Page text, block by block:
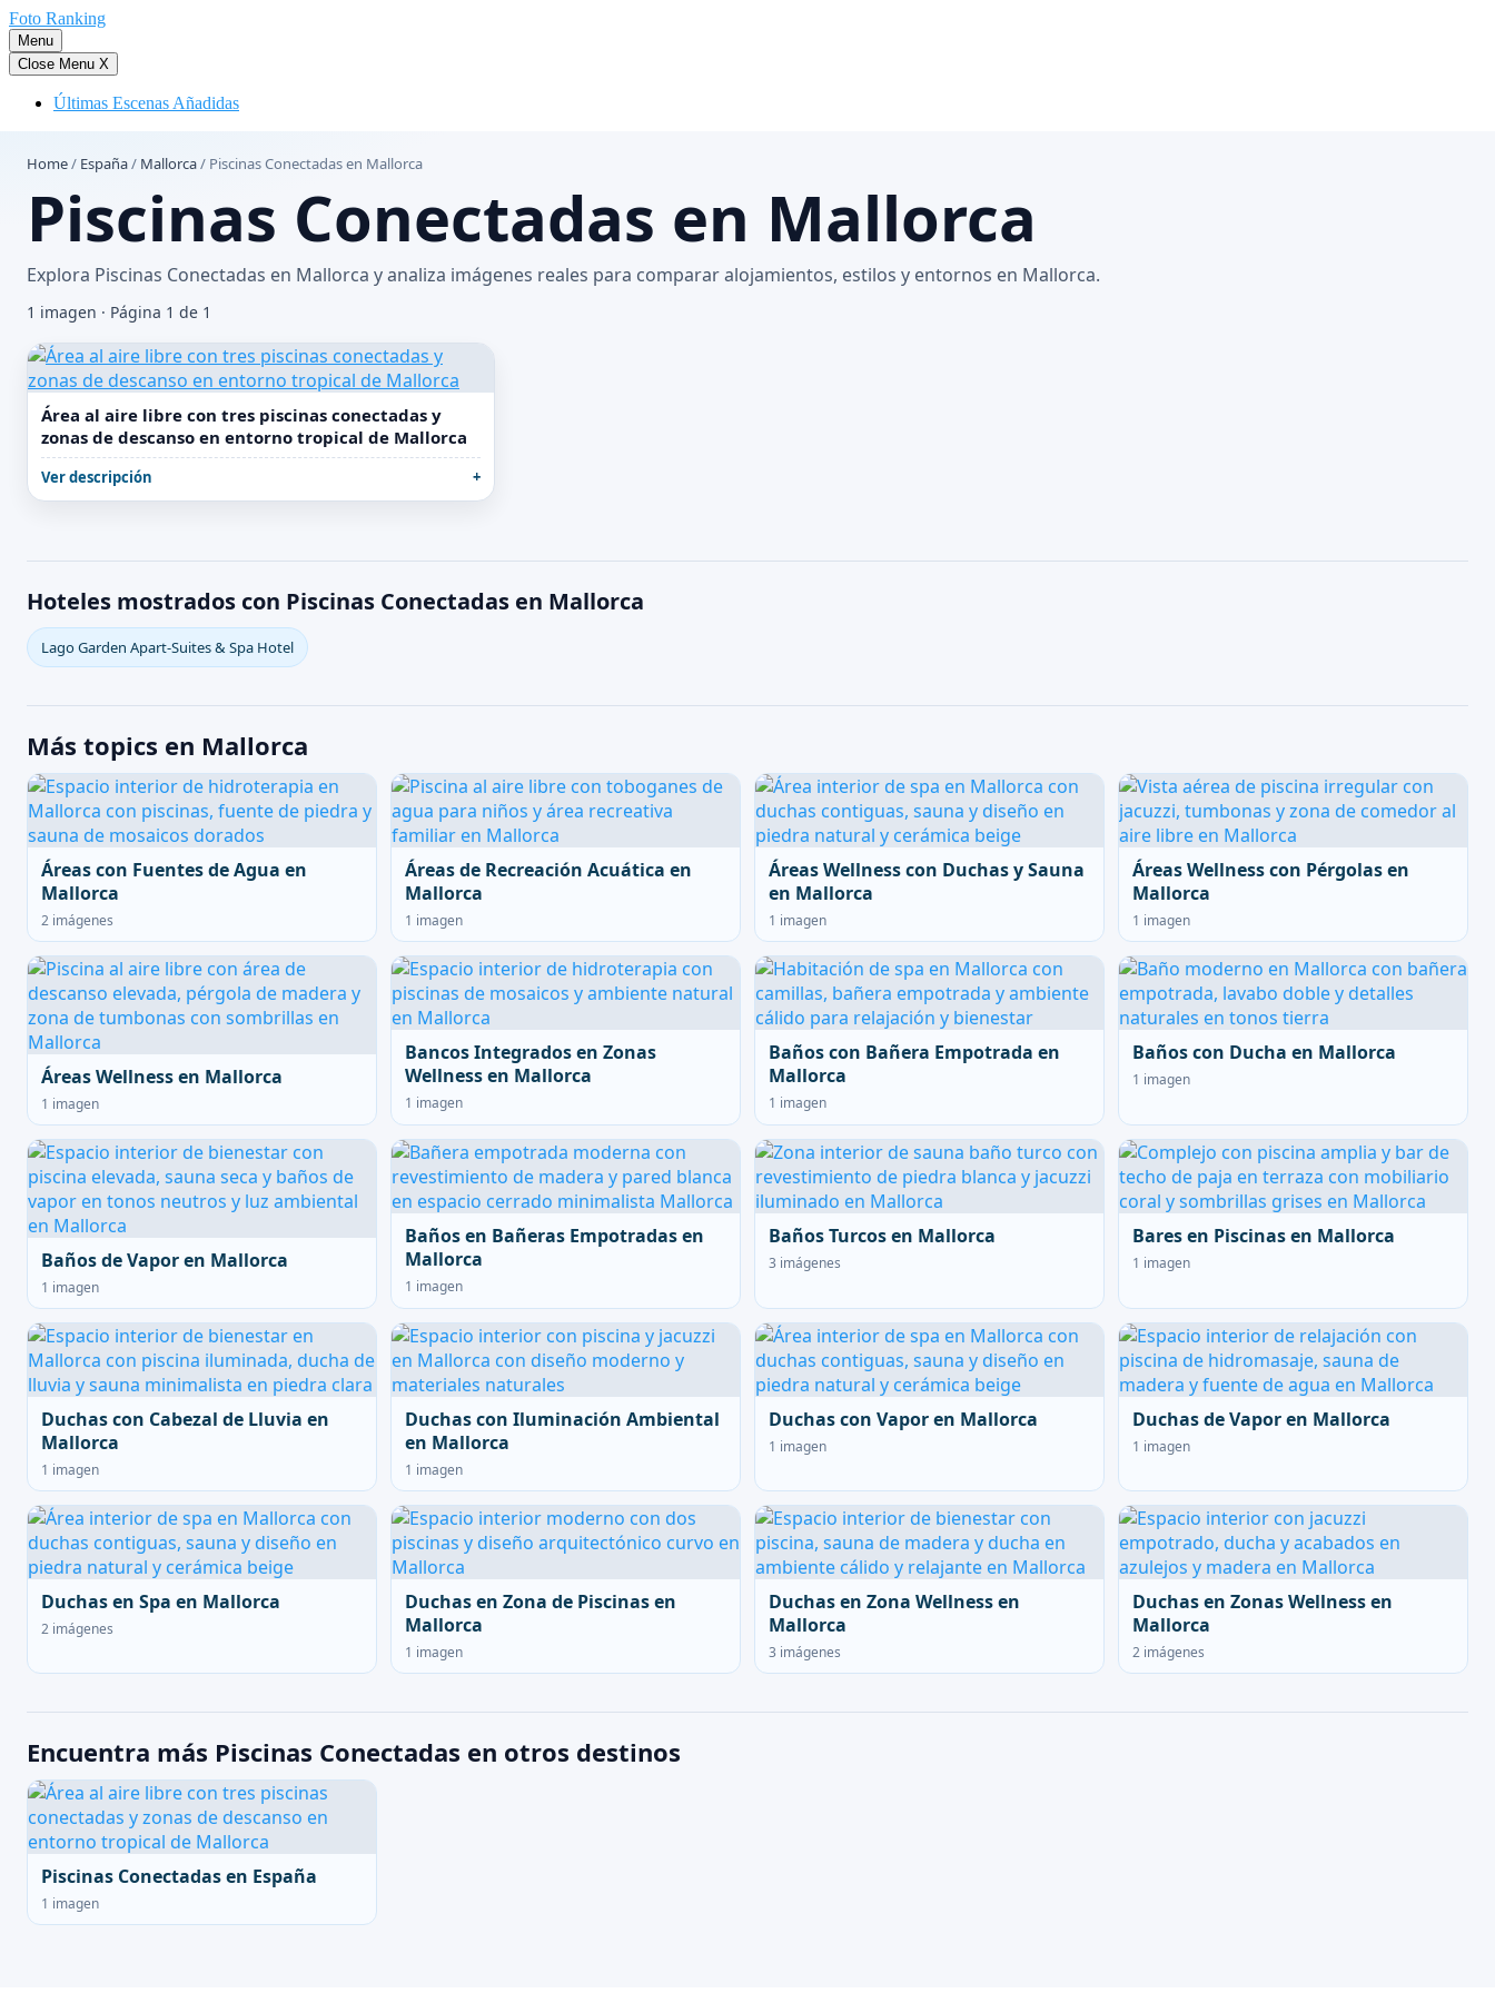
Saltar
al
contenido
Foto Ranking
Menu
Close Menu X
Últimas Escenas Añadidas
Home/ España/ Mallorca/ Piscinas Conectadas en Mallorca
Piscinas Conectadas en Mallorca
Explora Piscinas Conectadas en Mallorca y analiza imágenes reales para comparar alojamientos, estilos y entornos en Mallorca.
1 imagen · Página 1 de 1
Área al aire libre con tres piscinas conectadas y
zonas de descanso en entorno tropical de Mallorca
Ver descripción
Hoteles mostrados con Piscinas Conectadas en Mallorca
Lago Garden Apart-Suites & Spa Hotel
Más topics en Mallorca
Áreas con Fuentes de Agua en
Mallorca
2 imágenes
Áreas de Recreación Acuática en
Mallorca
1 imagen
Áreas Wellness con Duchas y Sauna
en Mallorca
1 imagen
Áreas Wellness con Pérgolas en
Mallorca
1 imagen
Áreas Wellness en Mallorca
1 imagen
Bancos Integrados en Zonas
Wellness en Mallorca
1 imagen
Baños con Bañera Empotrada en
Mallorca
1 imagen
Baños con Ducha en Mallorca
1 imagen
Baños de Vapor en Mallorca
1 imagen
Baños en Bañeras Empotradas en
Mallorca
1 imagen
Baños Turcos en Mallorca
3 imágenes
Bares en Piscinas en Mallorca
1 imagen
Duchas con Cabezal de Lluvia en
Mallorca
1 imagen
Duchas con Iluminación Ambiental
en Mallorca
1 imagen
Duchas con Vapor en Mallorca
1 imagen
Duchas de Vapor en Mallorca
1 imagen
Duchas en Spa en Mallorca
2 imágenes
Duchas en Zona de Piscinas en
Mallorca
1 imagen
Duchas en Zona Wellness en
Mallorca
3 imágenes
Duchas en Zonas Wellness en
Mallorca
2 imágenes
Encuentra más Piscinas Conectadas en otros destinos
Piscinas Conectadas en España
1 imagen